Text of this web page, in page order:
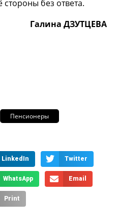
стороны без ответа.
Галина ДЗУТЦЕВА
Пенсионеры
LinkedIn Twitter
WhatsApp Email
Print